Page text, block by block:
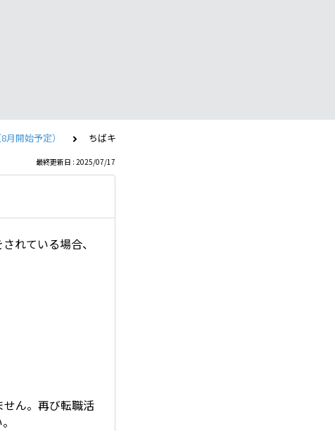
開始予定） ちばキャリのみ退会できますか？
最終更新日 : 2025/07/17
れている場合、
せん。再び転職活